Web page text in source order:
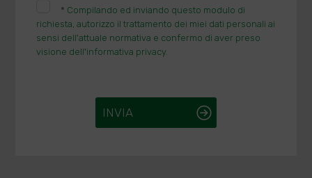
* Compilando ed inviando questo modulo di
richiesta, autorizzo il trattamento dei miei dati personali ai
sensi dell'attuale normativa e confermo di aver preso
visione dell'informativa privacy.
INVIA